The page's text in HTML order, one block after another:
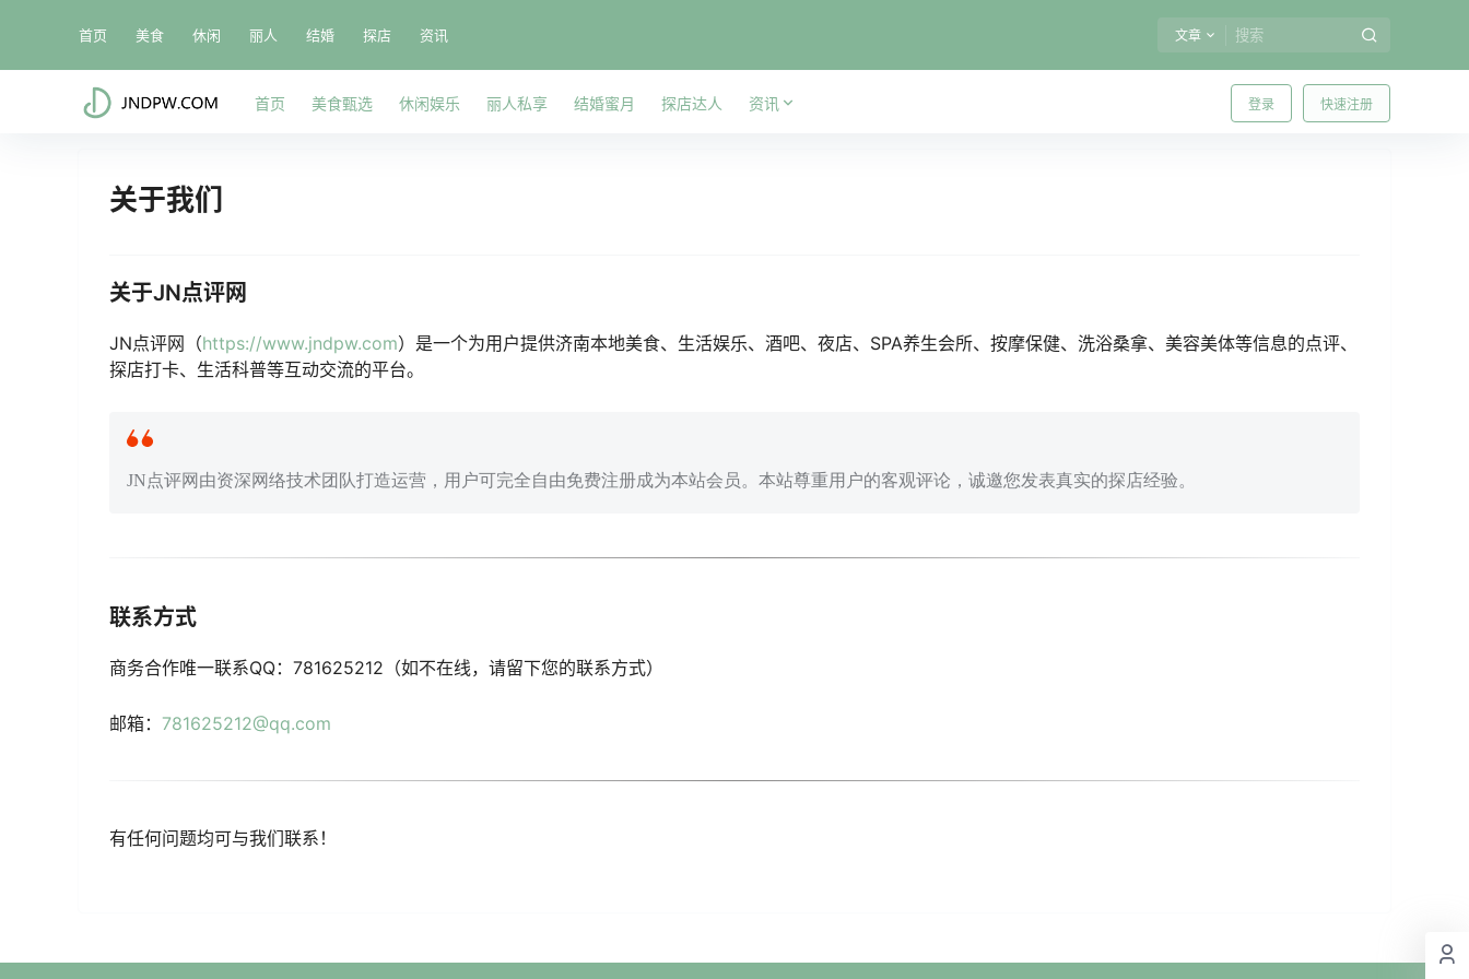
首页 美食 休闲 丽人 结婚 探店 资讯 文章
登录 快速注册
首页 美食甄选 休闲娱乐 丽人私享 结婚蜜月 探店达人 资讯
关于我们
关于JN点评网
JN点评网（https://www.jndpw.com）是一个为用户提供济南本地美食、生活娱乐、酒吧、夜店、SPA养生会所、按摩保健、洗浴桑拿、美容美体等信息的点评、
探店打卡、生活科普等互动交流的平台。
JN点评网由资深网络技术团队打造运营，用户可完全自由免费注册成为本站会员。本站尊重用户的客观评论，诚邀您发表真实的探店经验。
联系方式
商务合作唯一联系QQ：781625212（如不在线，请留下您的联系方式）
邮箱： 781625212@qq.com
有任何问题均可与我们联系！